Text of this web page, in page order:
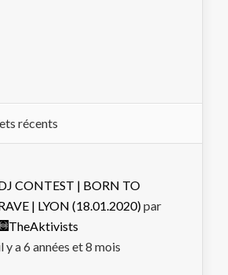
récents
CONTEST | BORN TO
| LYON (18.01.2020)par
TheAktivists
y a 6 années et 8 mois